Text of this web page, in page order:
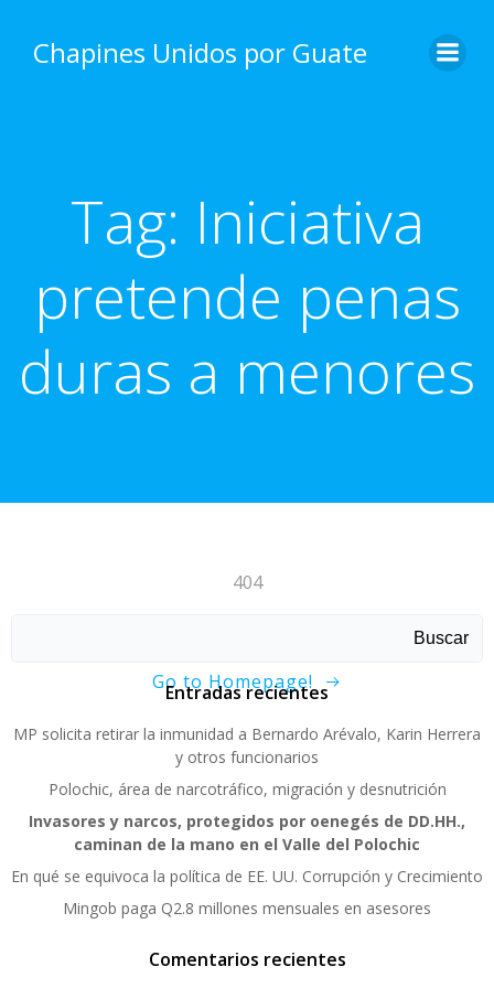
content
Chapines Unidos por Guate
Tag: Iniciativa
pretende penas
duras a menores
404
Go to Homepage!
Buscar
Entradas recientes
MP solicita retirar la inmunidad a Bernardo Arévalo, Karin Herrera
y otros funcionarios
Polochic, área de narcotráfico, migración y desnutrición
Invasores y narcos, protegidos por oenegés de DD.HH.,
caminan de la mano en el Valle del Polochic
En qué se equivoca la política de EE. UU. Corrupción y Crecimiento
Mingob paga Q2.8 millones mensuales en asesores
Comentarios recientes